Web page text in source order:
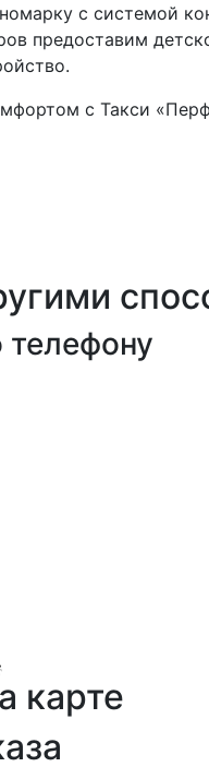
с системой
предоставим
с Такси
телефону
карте